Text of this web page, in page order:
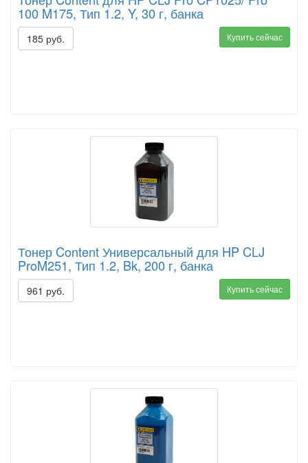
100 M175, Тип 1.2, Y, 30 г, банка
185 руб. Купить сейчас
Тонер Content Универсальный для HP CLJ
ProM251, Тип 1.2, Bk, 200 г, банка
961 руб. Купить сейчас